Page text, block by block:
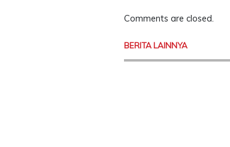
Comments are closed.
BERITA LAINNYA